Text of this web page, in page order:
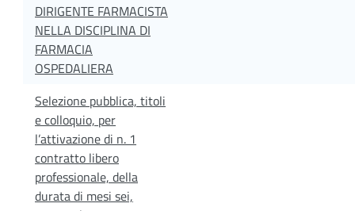
DIRIGENTE FARMACISTA
NELLA DISCIPLINA DI
FARMACIA
OSPEDALIERA
Selezione pubblica, titoli
e colloquio, per
l’attivazione di n. 1
contratto libero
professionale, della
durata di mesi sei,